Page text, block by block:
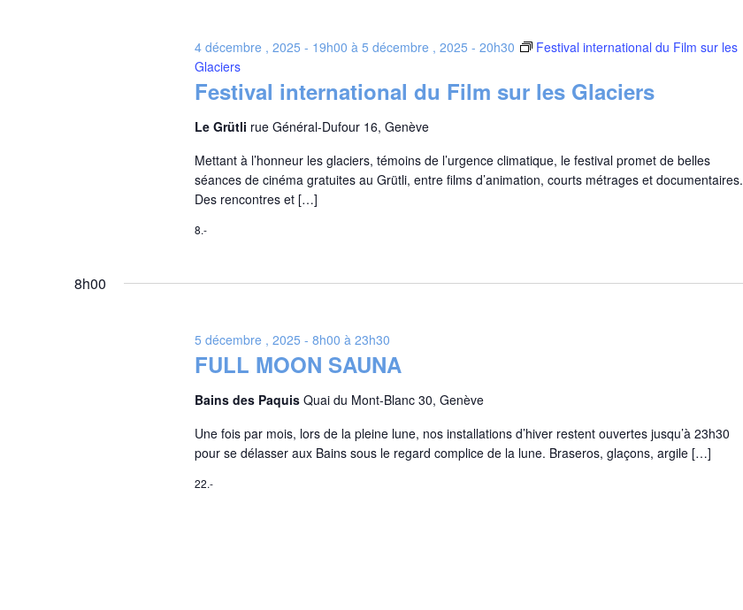
Festival international du Film sur les Glaciers
4 décembre , 2025 - 19h00 à 5 décembre , 2025 - 20h30
Festival international du Film sur les
Glaciers
Le Grütli rue Général-Dufour 16, Genève
Mettant à l’honneur les glaciers, témoins de l’urgence climatique, le festival promet de belles
séances de cinéma gratuites au Grütli, entre films d’animation, courts métrages et documentaires.
Des rencontres et […]
8.-
8h00
FULL MOON SAUNA
5 décembre , 2025 - 8h00 à 23h30
Bains des Paquis Quai du Mont-Blanc 30, Genève
Une fois par mois, lors de la pleine lune, nos installations d’hiver restent ouvertes jusqu’à 23h30
pour se délasser aux Bains sous le regard complice de la lune. Braseros, glaçons, argile […]
22.-